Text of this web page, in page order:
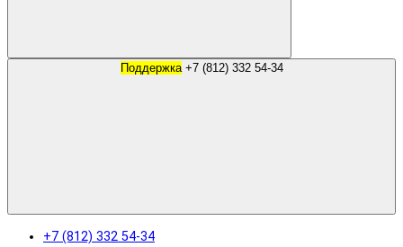
Поддержка +7 (812) 332 54-34
+7 (812) 332 54-34